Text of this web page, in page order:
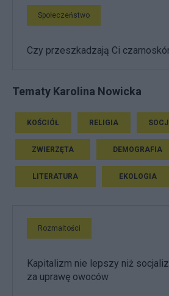
Społeczeństwo
Czy przeszkadzają Ci
Tematy Karolina Nowicka
KOŚCIÓŁ RELIGIA
ZWIERZĘTA DEMOGRAFIA
LITERATURA EKOLOGIA
Rozmaitości
Kapitalizm nie lepszy niż
za uprawę owoców